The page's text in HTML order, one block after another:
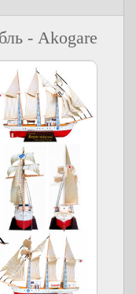
- Akogare